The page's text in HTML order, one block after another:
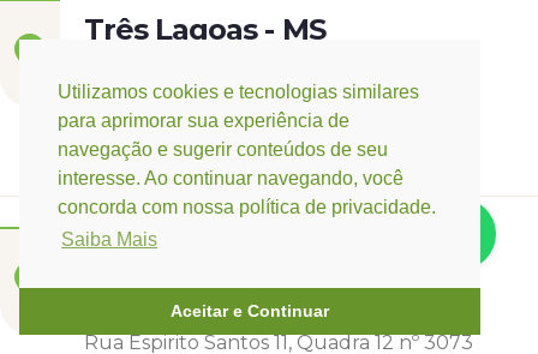
Utilizamos cookies e tecnologias similares
para aprimorar sua experiência de
navegação e sugerir conteúdos de seu
interesse. Ao continuar navegando, você
concorda com nossa política de privacidade.
Saiba Mais
Aceitar e Continuar
Três Lagoas - MS
Rua Eurídice Chagas Cruz, 2675
Centro
(67) 9 9249-5406
Campo Verde - MT
Rondonópolis - MT
Rua Espirito Santos 11, Quadra 12 nº 3073